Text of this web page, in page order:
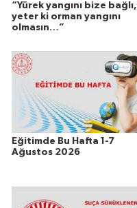
“Yürek yangını bize bağlı,
yeter ki orman yangını
olmasın…”
Eğitimde Bu Hafta 1-7
Ağustos 2026